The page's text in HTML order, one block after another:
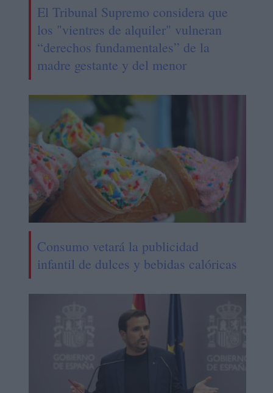
El Tribunal Supremo considera que
los "vientres de alquiler" vulneran
“derechos fundamentales” de la
madre gestante y del menor
Consumo vetará la publicidad
infantil de dulces y bebidas calóricas